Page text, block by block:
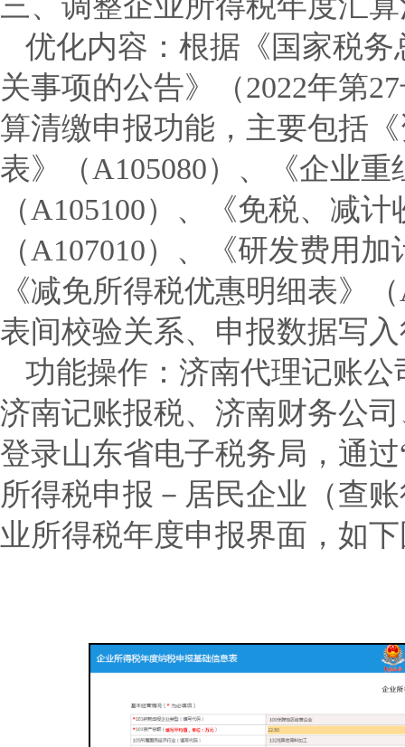
优化内容： 根据《国家税
关事项的公告》（2022年第
算清缴申报功能，主要包括
表》（A105080）、《企业
（A105100）、《免税、减
（A107010）、《研发费用
《减免所得税优惠明细表》
表间校验关系、申报数据写
功能操作：济南代理记账
济南记账报税、济南财务公
登录山东省电子税务局，通
所得税申报－居民企业（查
业所得税年度申报界面，如